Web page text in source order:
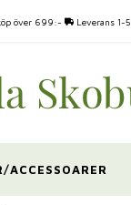
över 699:- Leverans 1-
ACCESSOARER